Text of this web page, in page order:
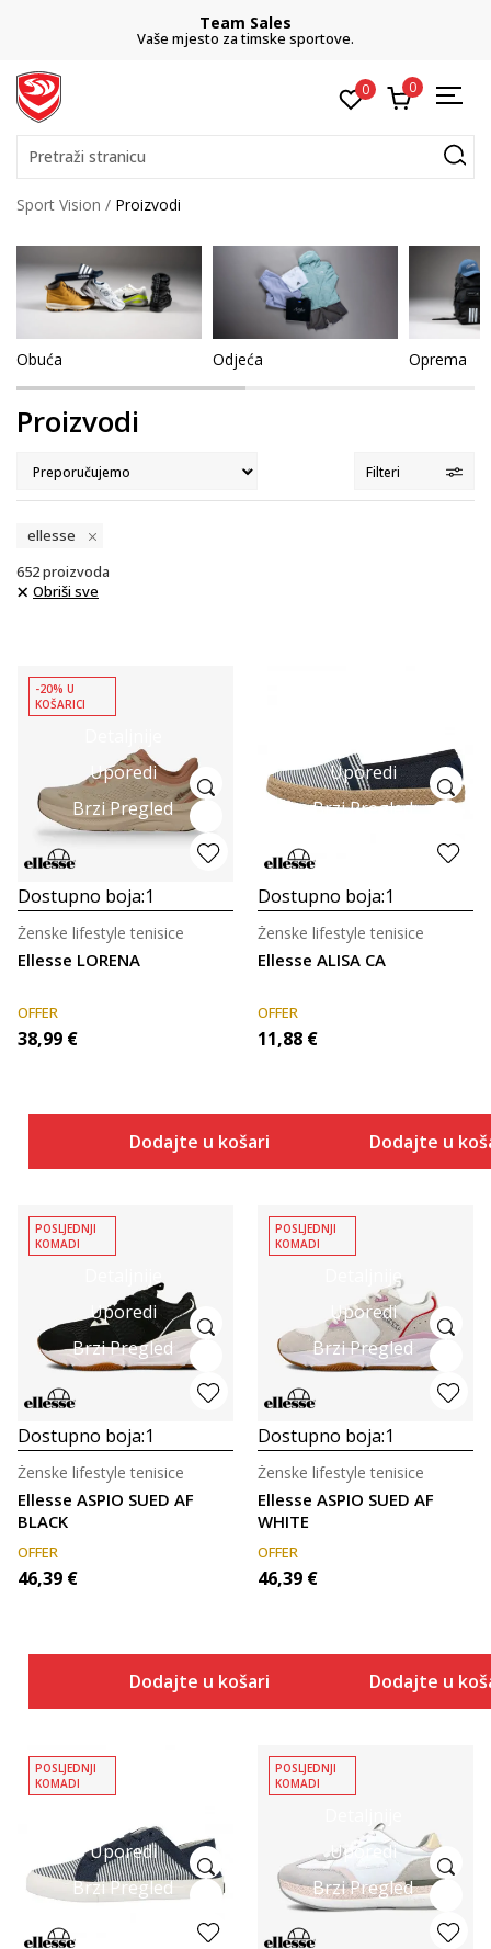
Team Sales
Vaše mjesto za timske sportove.
0 0
Pretraži stranicu
Sport Vision Proizvodi
Obuća Odjeća Oprema
Proizvodi
Filteri
ellesse
652proizvoda
Obriši sve
Uporedi
Brzi Pregled
-20% U
KOŠARICI
Dostupno boja:1
Ellesse LORENA
Ženske lifestyle tenisice
OFFER
38,99 €
Dodajte u košaricu
Uporedi
Brzi Pregled
Dostupno boja:1
Ellesse ALISA CA
Ženske lifestyle tenisice
OFFER
11,88 €
Dodajte u
Uporedi
Brzi Pregled
POSLJEDNJI
KOMADI
Dostupno boja:1
Ellesse ASPIO SUED AF
BLACK
Ženske lifestyle tenisice
OFFER
46,39 €
Dodajte u košaricu
Detaljnije
Uporedi
Brzi Pregled
POSLJEDNJI
KOMADI
Dostupno boja:1
Ellesse ASPIO SUED AF
WHITE
Ženske lifestyle tenisice
OFFER
46,39 €
Dodajte u
Uporedi
Brzi Pregled
POSLJEDNJI
KOMADI
Uporedi
Brzi Pregled
POSLJEDNJI
KOMADI